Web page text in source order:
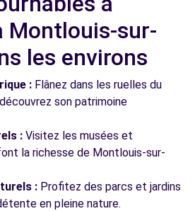
Montlouis-sur-
les environs
: Flânez dans les ruelles du
son patrimoine
: Visitez les musées et
la richesse de Montlouis-sur-
: Profitez des parcs et jardins
en pleine nature.